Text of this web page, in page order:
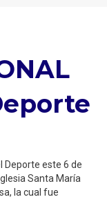
Deporte este 6 de
Santa María
la cual fue